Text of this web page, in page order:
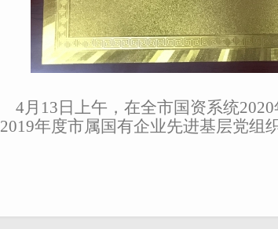
4月13日上午，在全市国资系统
2019年度市属国有企业先进基层党组织